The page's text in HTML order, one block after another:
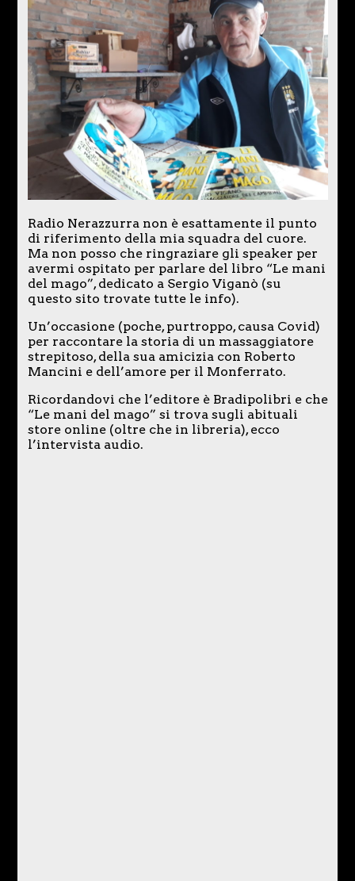
Radio Nerazzurra non è esattamente il punto
di riferimento della mia squadra del cuore.
Ma non posso che ringraziare gli speaker per
avermi ospitato per parlare del libro “Le mani
del mago”, dedicato a Sergio Viganò (su
questo sito trovate tutte le info).
Un’occasione (poche, purtroppo, causa Covid)
per raccontare la storia di un massaggiatore
strepitoso, della sua amicizia con Roberto
Mancini e dell’amore per il Monferrato.
Ricordandovi che l’editore è Bradipolibri e che
“Le mani del mago” si trova sugli abituali
store online (oltre che in libreria), ecco
l’intervista audio.